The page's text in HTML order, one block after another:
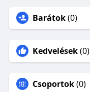
Barátok(0)
Kedvelések(0)
Csoportok(0)